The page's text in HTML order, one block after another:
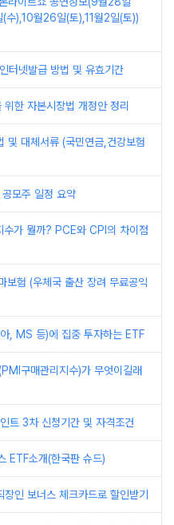
),10월26일(토),11월2일(토))
터넷발급 방법 및 유효기간
한 자본시장법 개정안 정리
및 대체서류 (국민연금,건강보험
모주 일정 요약
수가 뭘까? PCE와 CPI의 차이점
보험 (우체국 출산 장려 무료공익
, MS 등)에 집중 투자하는 ETF
구매관리지수)가 무엇이길래
트 3차 신청기간 및 자격조건
ETF소개(한국판 슈드)
인 보너스 체크카드로 할인받기